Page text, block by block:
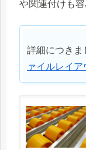
や関連付けも
詳細につきま
ァイルレイア